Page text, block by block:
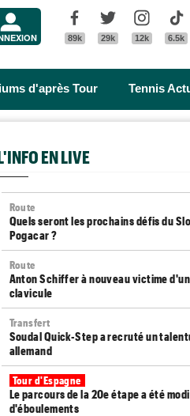
Facebook
89k
Twitter
29k 12k 6.5k
d'après Tour Tennis
EN LIVE
Route
Quels seront les prochains défis du
Pogacar ?
Route
Anton Schiffer à nouveau victime
clavicule
Transfert
Soudal Quick-Step a recruté un
allemand
Tour d'Espagne
Le parcours de la 20e étape a été
d'éboulements